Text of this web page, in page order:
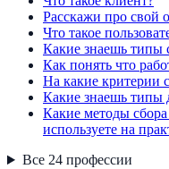
Расскажи про свой
Что такое
Какие знаешь типы
Как понять что
На какие критерии
Какие знаешь типы
Какие методы
используете на
Все 24 профессии